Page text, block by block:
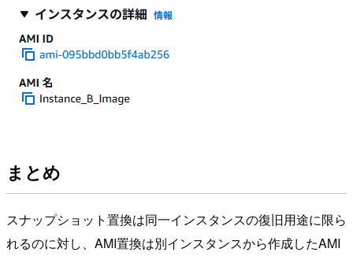
まとめ
スナップショット置換は同一インスタンスの復旧用途に限ら
れるのに対し、AMI置換は別インスタンスから作成したAMI